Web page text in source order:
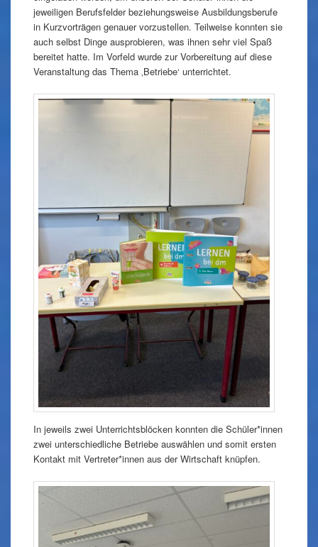
jeweiligen Berufsfelder beziehungsweise Ausbildungsberufe
in Kurzvorträgen genauer vorzustellen. Teilweise konnten sie
auch selbst Dinge ausprobieren, was ihnen sehr viel Spaß
bereitet hatte. Im Vorfeld wurde zur Vorbereitung auf diese
Veranstaltung das Thema ‚Betriebe‘ unterrichtet.
In jeweils zwei Unterrichtsblöcken konnten die Schüler*innen
zwei unterschiedliche Betriebe auswählen und somit ersten
Kontakt mit Vertreter*innen aus der Wirtschaft knüpfen.